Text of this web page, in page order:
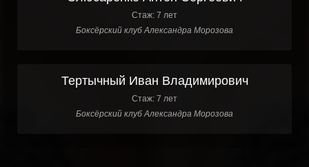
Стаж: 7 лет
Боксёрский клуб Александра Морозова
Тертычный Иван Владимирович
Стаж: 7 лет
Боксёрский клуб Александра Морозова